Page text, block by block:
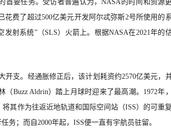
首要任务。受访者普遍认为，NASA的时间和资源更
费了超过500亿美元开发阿尔忒弥斯2号所使用的
射系统”（SLS）火箭上。根据NASA在2021年的
开支。经通胀修正后，该计划耗资约2570亿美元，
Buzz Aldrin）踏上月球时迎来了最高潮。1972年，
其作为往返近地轨道和国际空间站（ISS）的可重复
务；而自2000年起，ISS便一直有宇航员驻留。